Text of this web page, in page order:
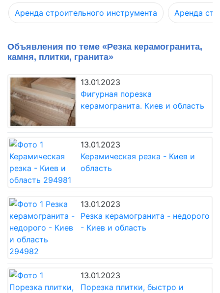
Аренда строительного инструмента Аренда
Объявления по теме «Резка керамогранита,
камня, плитки, гранита»
13.01.2023
Фигурная порезка
керамогранита. Киев и область
13.01.2023
Керамическая резка - Киев и
область
13.01.2023
Резка керамогранита - недорого
- Киев и область
13.01.2023
Порезка плитки, быстро и